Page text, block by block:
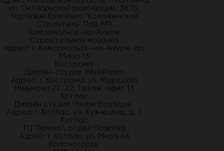
ул. Октябрьской революции, 387а,
Торговый Комплекс "Коломенский
Строитель" Пав. №1
Комсомольск-на-Амуре
Строительная мозаика
Адрес: г. Комсомольск-на-Амуре, пр.
Мира 13
Кострома
Дизайн-студия WowRoom
Адрес: г. Кострома, ул. Маршала
Новикова 22/22, 1 этаж, офис 13
Котлас
Дизайн студия "Home Boutique"
Адрес: г. Котлас, ул. Кузнецова, д. 3
Котлас
ТЦ "Арена", отдел Позитиф
Адрес: г. Котлас, ул. Мира 46
Красногорск